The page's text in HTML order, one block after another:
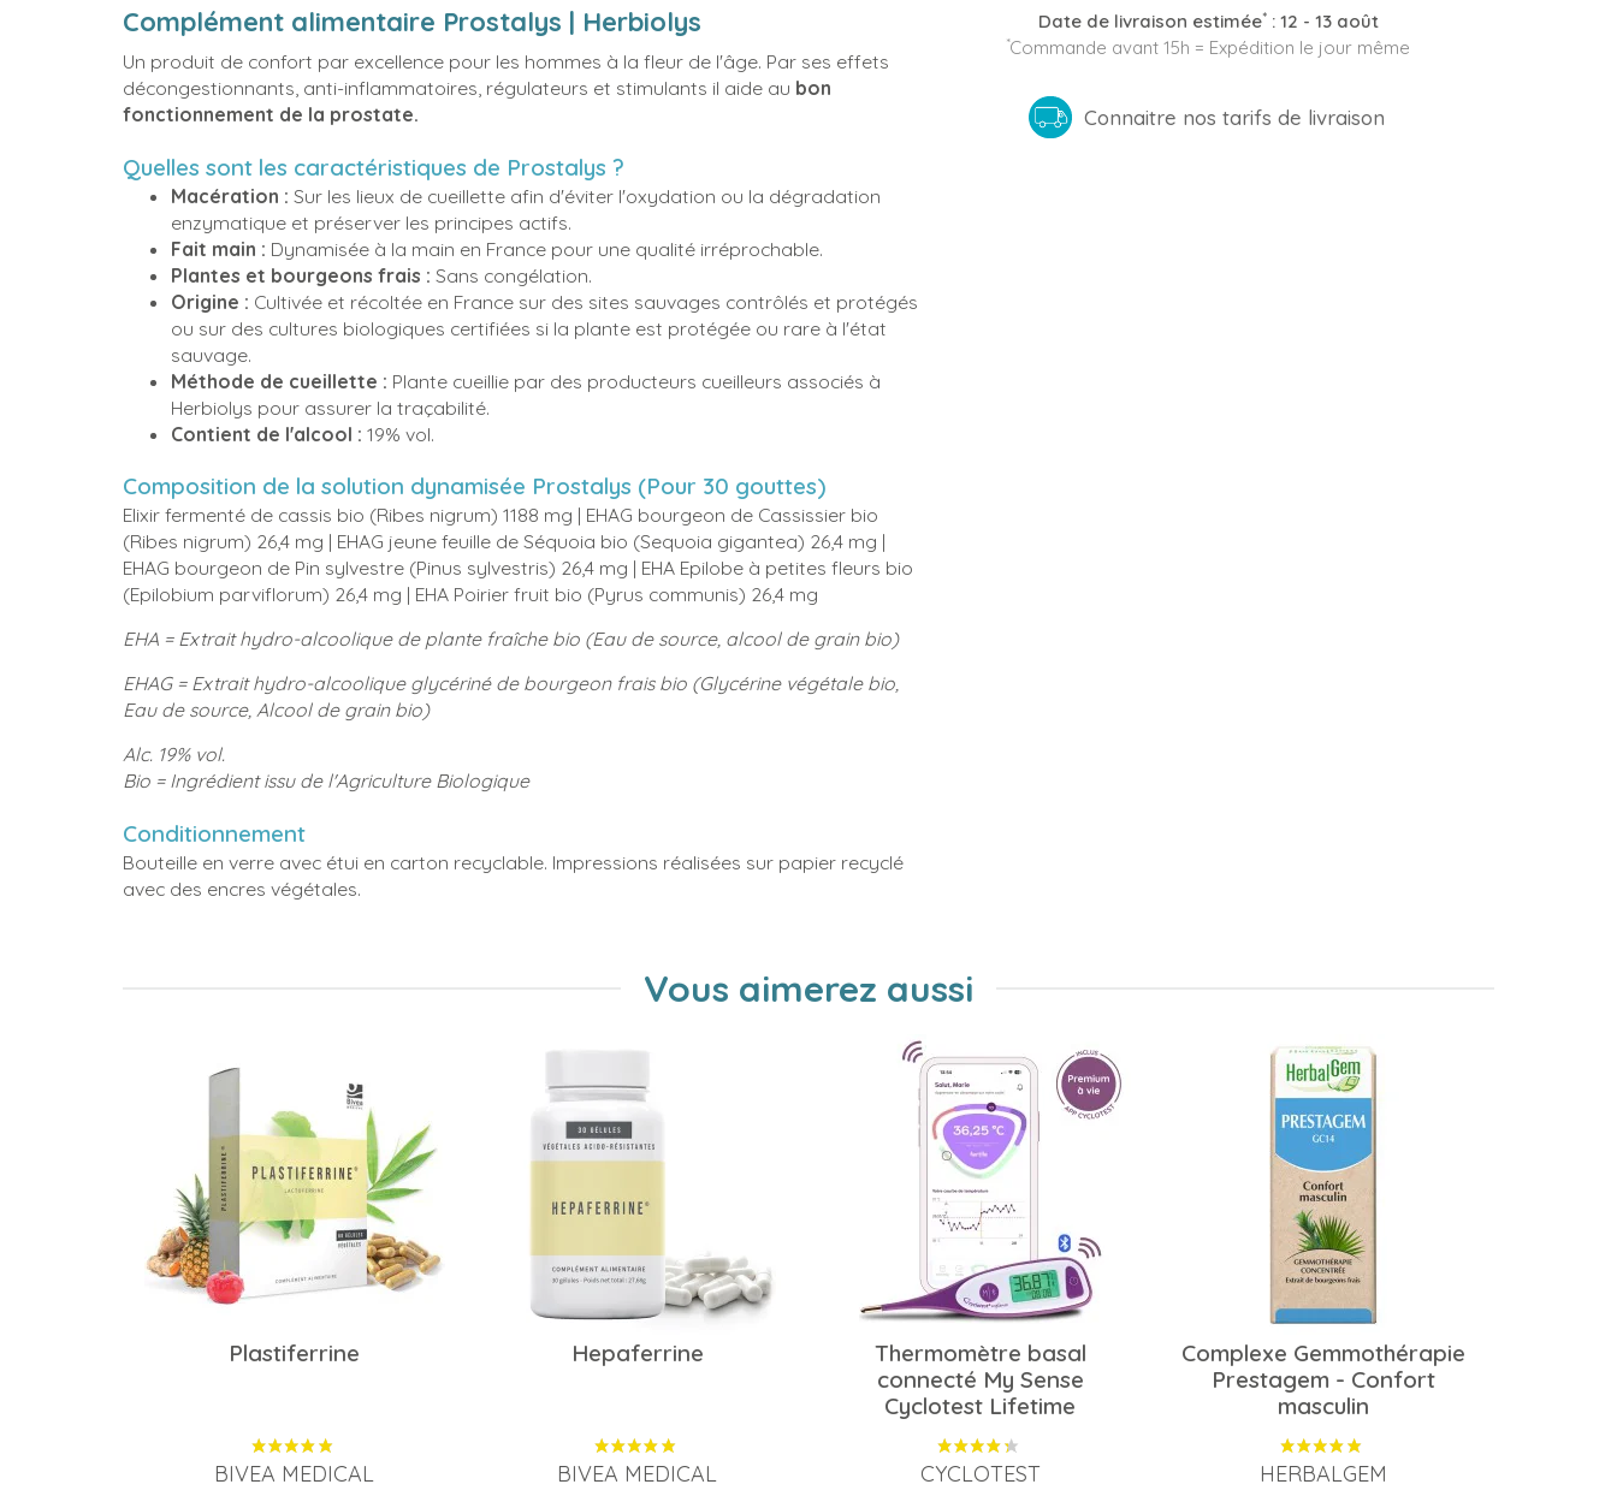
Date de livraison estimée*: 12 - 13 août
*Commande avant 15h = Expédition le jour même
Connaitre nos tarifs de livraison
Complément alimentaire Prostalys | Herbiolys
Un produit de confort par excellence pour les hommes à la fleur de l'âge. Par ses effets
décongestionnants, anti-inflammatoires, régulateurs et stimulants il aide au bon
fonctionnement de la prostate.
Quelles sont les caractéristiques de Prostalys ?
Macération : Sur les lieux de cueillette afin d'éviter l'oxydation ou la dégradation
enzymatique et préserver les principes actifs.
Fait main : Dynamisée à la main en France pour une qualité irréprochable.
Plantes et bourgeons frais : Sans congélation.
Origine : Cultivée et récoltée en France sur des sites sauvages contrôlés et protégés
ou sur des cultures biologiques certifiées si la plante est protégée ou rare à l'état
sauvage.
Méthode de cueillette : Plante cueillie par des producteurs cueilleurs associés à
Herbiolys pour assurer la traçabilité.
Contient de l'alcool : 19% vol.
Composition de la solution dynamisée Prostalys (Pour 30 gouttes)
Elixir fermenté de cassis bio (Ribes nigrum) 1188 mg | EHAG bourgeon de Cassissier bio
(Ribes nigrum) 26,4 mg | EHAG jeune feuille de Séquoia bio (Sequoia gigantea) 26,4 mg |
EHAG bourgeon de Pin sylvestre (Pinus sylvestris) 26,4 mg | EHA Epilobe à petites fleurs bio
(Epilobium parviflorum) 26,4 mg | EHA Poirier fruit bio (Pyrus communis) 26,4 mg
EHA = Extrait hydro-alcoolique de plante fraîche bio (Eau de source, alcool de grain bio)
EHAG = Extrait hydro-alcoolique glycériné de bourgeon frais bio (Glycérine végétale bio,
Eau de source, Alcool de grain bio)
Alc. 19% vol.
Bio = Ingrédient issu de l'Agriculture Biologique
Conditionnement
Bouteille en verre avec étui en carton recyclable. Impressions réalisées sur papier recyclé
avec des encres végétales.
Vous aimerez aussi
Plastiferrine
BIVEA MEDICAL
Hepaferrine
BIVEA MEDICAL
Thermomètre basal
connecté My Sense
Cyclotest Lifetime
CYCLOTEST
Complexe Gemmothérapie
Prestagem - Confort
masculin
HERBALGEM